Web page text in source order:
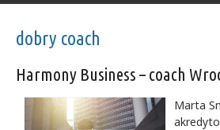
dobry coach
Harmony Business – coach
Marta